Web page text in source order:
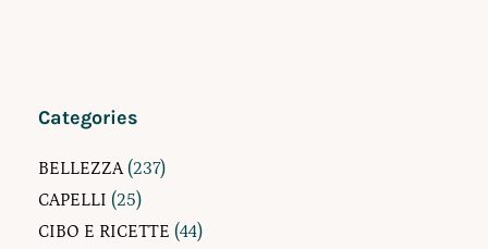
Categories
BELLEZZA(237)
CAPELLI (25)
CIBO E RICETTE (44)